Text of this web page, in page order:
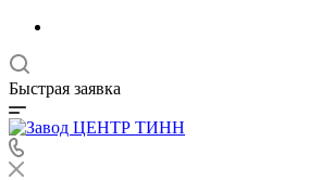
Быстрая заявка